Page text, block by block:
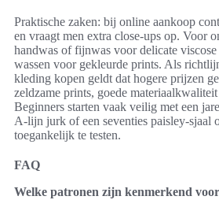
Praktische zaken: bij online aankoop
en vraagt men extra close-ups op. Voor
handwas of fijnwas voor delicate
wassen voor gekleurde prints. Als
kleding kopen geldt dat hogere prijzen
zeldzame prints, goede materiaalkwaliteit
Beginners starten vaak veilig met een
A-lijn jurk of een seventies paisley-sjaal
toegankelijk te testen.
FAQ
Welke patronen zijn kenmerkend